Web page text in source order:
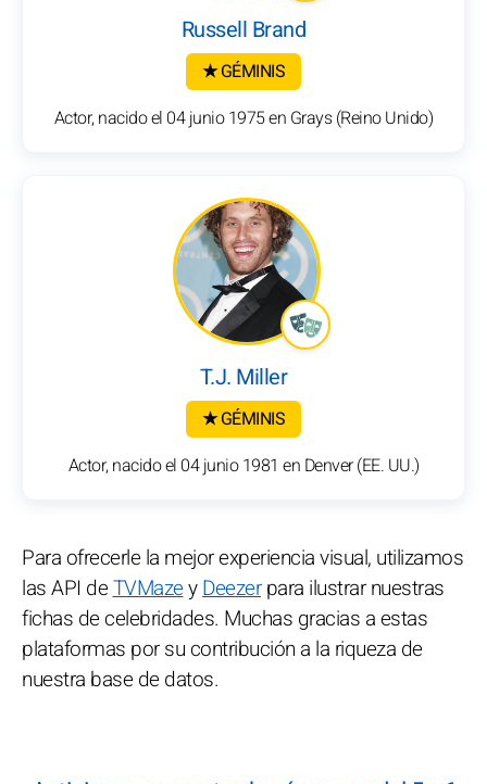
Russell Brand
★ GÉMINIS
Actor, nacido el 04 junio 1975 en Grays (Reino Unido)
T.J. Miller
★ GÉMINIS
Actor, nacido el 04 junio 1981 en Denver (EE. UU.)
Para ofrecerle la mejor experiencia visual, utilizamos
las API deTVMazeyDeezerpara ilustrar nuestras
fichas de celebridades. Muchas gracias a estas
plataformas por su contribución a la riqueza de
nuestra base de datos.